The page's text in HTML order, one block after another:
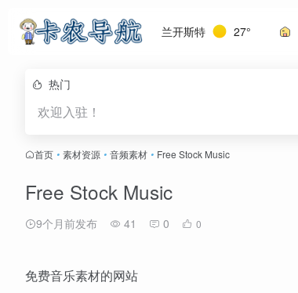
兰开斯特 27°
热门
欢迎入驻！
首页 • 素材资源 • 音频素材 • Free Stock Music
Free Stock Music
9个月前发布 41 0 0
免费音乐素材的网站